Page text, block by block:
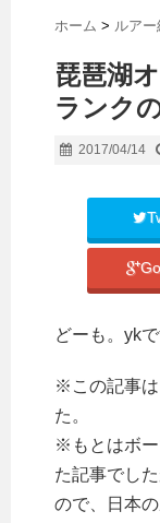
ホーム > ルアー
琵琶湖
ランク
2017/04/14
どーも。ykで
※この記事は
た。
※もとはボー
た記事でし
ので、日本